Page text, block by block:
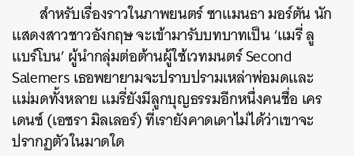
สำหรับเรื่องราวในภาพยนตร์ ซาแมนธา มอร์ตัน นัก
แสดงสาวชาวอังกฤษ จะเข้ามารับบทบาทเป็น ‘แมรี่ ลู
แบร์โบน’ ผู้นำกลุ่มต่อต้านผู้ใช้เวทมนตร์ Second
Salemers เธอพยายามจะปราบปรามเหล่าพ่อมดและ
แม่มดทั้งหลาย แมรี่ยังมีลูกบุญธรรมอีกหนึ่งคนชื่อ เคร
เดนซ์ (เอซรา มิลเลอร์) ที่เรายังคาดเดาไม่ได้ว่าเขาจะ
ปรากฏตัวในมาดใด